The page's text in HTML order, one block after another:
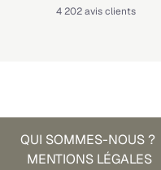
Note : 4,4 sur 5 —
4 202 avis clients
QUI SOMMES-NOUS ?
MENTIONS LÉGALES